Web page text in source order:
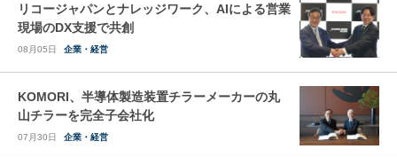
リコージャパンとナレッジワーク、AIによる営業
現場のDX支援で共創
08月05日 企業・経営
KOMORI、半導体製造装置チラーメーカーの丸
山チラーを完全子会社化
07月30日 企業・経営